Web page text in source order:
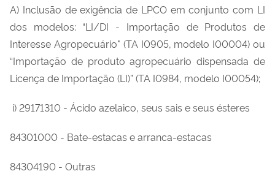
A) Inclusão de exigência de LPCO em conjunto com LI
dos modelos: “LI/DI - Importação de Produtos de
Interesse Agropecuário" (TA I0905, modelo I00004) ou
“Importação de produto agropecuário dispensada de
Licença de Importação (LI)” (TA I0984, modelo I00054);
i) 29171310 - Ácido azelaico, seus sais e seus ésteres
84301000 - Bate-estacas e arranca-estacas
84304190 - Outras